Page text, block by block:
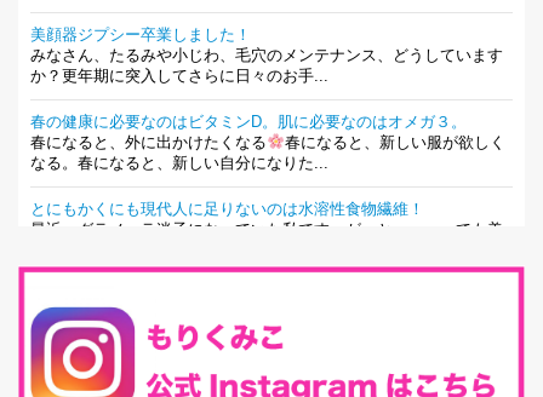
美顔器ジプシー卒業しました！
みなさん、たるみや小じわ、毛穴のメンテナンス、どうしています
か？更年期に突入してさらに日々のお手...
春の健康に必要なのはビタミンD。肌に必要なのはオメガ３。
春になると、外に出かけたくなる
春になると、新しい服が欲しく
なる。春になると、新しい自分になりた...
とにもかくにも現代人に足りないのは水溶性食物繊維！
最近、グラノーラ迷子になっていた私です。が、と〜〜〜っても美
腸内環境を整えることは、健康維持の中でいっちばん大事！だと私
は思っています。 ヒトの免...
iHerb特大セール終了間近！みんな何買う？